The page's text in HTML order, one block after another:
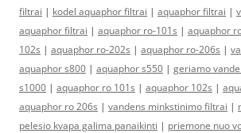
filtrai | kodel aquaphor filtrai | aquaphor filtrai |
aquaphor filtrai | aquaphor ro-101s | aquaphor
102s | aquaphor ro-202s | aquaphor ro-206s |
aquaphor s800 | aquaphor s550 | geriamo
s1000 | aquaphor ro 101s | aquaphor 102s |
aquaphor ro 206s | vandens minkstinimo filtrai |
pelesio kvapa galima panaikinti | priemone nuo